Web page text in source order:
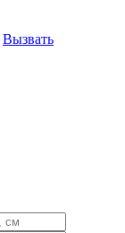
Вызвать